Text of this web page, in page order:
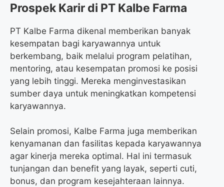
Prospek Karir di PT Kalbe Farma
PT Kalbe Farma dikenal memberikan banyak
kesempatan bagi karyawannya untuk
berkembang, baik melalui program pelatihan,
mentoring, atau kesempatan promosi ke posisi
yang lebih tinggi. Mereka menginvestasikan
sumber daya untuk meningkatkan kompetensi
karyawannya.
Selain promosi, Kalbe Farma juga memberikan
kenyamanan dan fasilitas kepada karyawannya
agar kinerja mereka optimal. Hal ini termasuk
tunjangan dan benefit yang layak, seperti cuti,
bonus, dan program kesejahteraan lainnya.